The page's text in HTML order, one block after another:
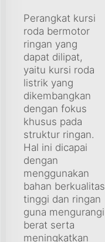
Perangkat kursi
roda bermotor
ringan yang
dapat dilipat,
yaitu kursi roda
listrik yang
dikembangkan
dengan fokus
khusus pada
struktur ringan.
Hal ini dicapai
dengan
menggunakan
bahan berkualitas
tinggi dan ringan
guna mengurangi
berat serta
meningkatkan